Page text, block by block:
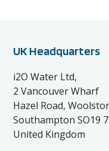
UK Headquarters
i2O Water Ltd,
2 Vancouver Wharf
Hazel Road,
Southampton SO19
United Kingdom